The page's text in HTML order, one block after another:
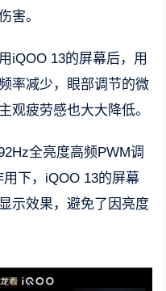
害。
iQOO 13的屏幕后，用
率减少，眼部调节的微
观疲劳感也大大降低。
全亮度高频PWM调
下，iQOO 13的屏幕
示效果，避免了因亮度